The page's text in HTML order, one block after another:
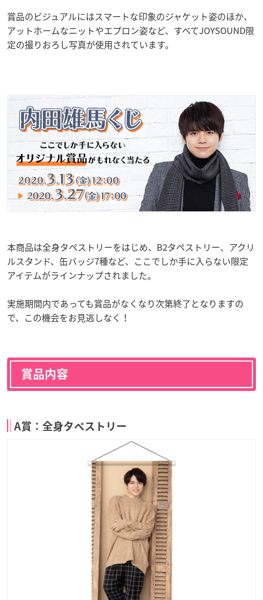
賞品のビジュアルにはスマートな印象のジャケット姿のほか、
アットホームなニットやエプロン姿など、すべてJOYSOUND限
定の撮りおろし写真が使用されています。
本商品は全身タペストリーをはじめ、B2タペストリー、アクリ
ルスタンド、缶バッジ7種など、ここでしか手に入らない限定
アイテムがラインナップされました。
実施期間内であっても賞品がなくなり次第終了となりますの
で、この機会をお見逃しなく！
賞品内容
A賞：全身タペストリー